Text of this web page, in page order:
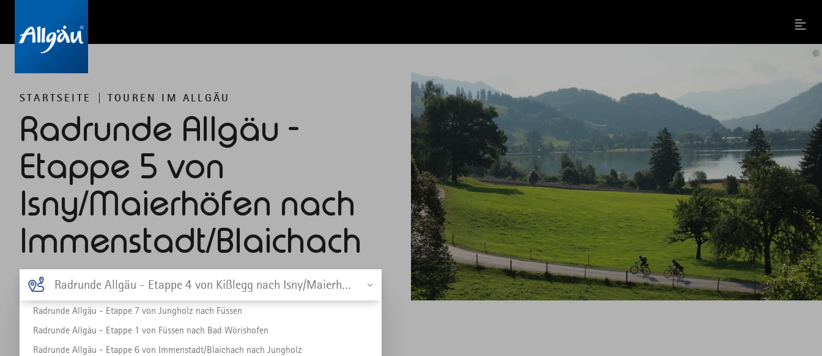
Menu
STARTSEITE TOUREN IM ALLGÄU
Radrunde Allgäu -
Etappe 5 von
Isny/Maierhöfen nach
Immenstadt/Blaichach
Radrunde Allgäu - Etappe 4 von Kißlegg nach Isny/Maierhöfen
Radrunde Allgäu - Etappe 7 von Jungholz nach Füssen
Radrunde Allgäu - Etappe 1 von Füssen nach Bad Wörishofen
Radrunde Allgäu - Etappe 6 von Immenstadt/Blaichach nach Jungholz
Radrunde Allgäu - Etappe 4 von Kißlegg nach Isny/Maierhöfen
©